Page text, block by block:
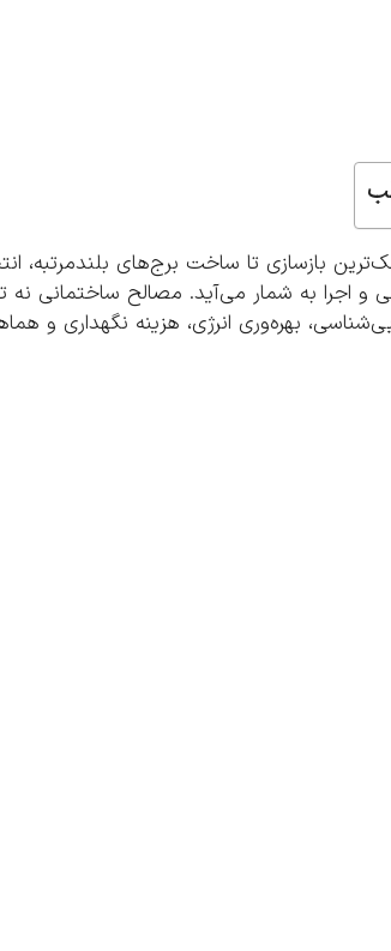
بازسازی تا ساخت برج‌های بلندمرتبه،
اجرا به شمار می‌آید. مصالح ساختمانی نه
بهره‌وری انرژی، هزینه نگهداری و